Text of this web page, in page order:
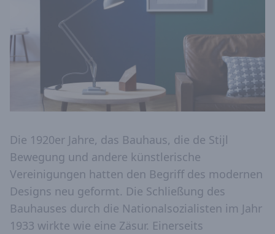
Die 1920er Jahre, das Bauhaus, die de Stijl
Bewegung und andere künstlerische
Vereinigungen hatten den Begriff des modernen
Designs neu geformt. Die Schließung des
Bauhauses durch die Nationalsozialisten im Jahr
1933 wirkte wie eine Zäsur. Einerseits